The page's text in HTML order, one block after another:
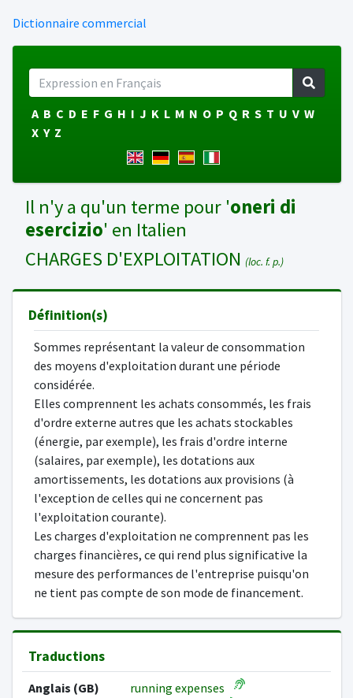
Dictionnaire commercial
A B C D E F G H I J K L M N O P Q R S T U V W
X Y Z
Il n'y a qu'un terme pour 'oneri di
esercizio' en Italien
CHARGES D'EXPLOITATION (loc. f. p.)
Définition(s)
Sommes représentant la valeur de consommation
des moyens d'exploitation durant une période
considérée.
Elles comprennent les achats consommés, les frais
d'ordre externe autres que les achats stockables
(énergie, par exemple), les frais d'ordre interne
(salaires, par exemple), les dotations aux
amortissements, les dotations aux provisions (à
l'exception de celles qui ne concernent pas
l'exploitation courante).
Les charges d'exploitation ne comprennent pas les
charges financières, ce qui rend plus significative la
mesure des performances de l'entreprise puisqu'on
ne tient pas compte de son mode de financement.
Traductions
Anglais (GB)
running expenses